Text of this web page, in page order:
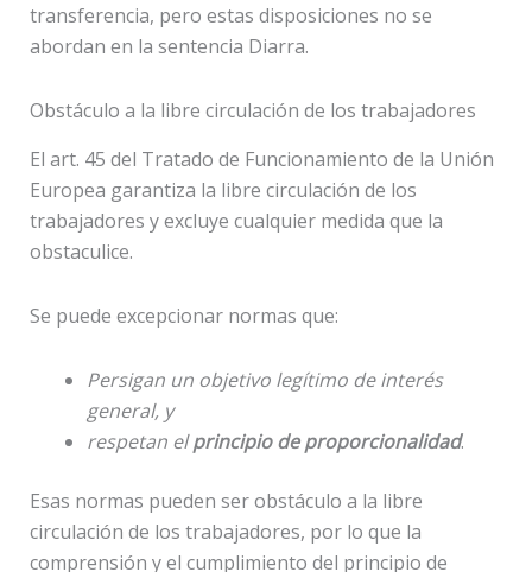
transferencia, pero estas disposiciones no se
abordan en la sentencia Diarra.
Obstáculo a la libre circulación de los trabajadores
El art. 45 del Tratado de Funcionamiento de la Unión
Europea garantiza la libre circulación de los
trabajadores y excluye cualquier medida que la
obstaculice.
Se puede excepcionar normas que:
Persigan un objetivo legítimo de interés
general, y
respetan elprincipio de proporcionalidad.
Esas normas pueden ser obstáculo a la libre
circulación de los trabajadores, por lo que la
comprensión y el cumplimiento del principio de